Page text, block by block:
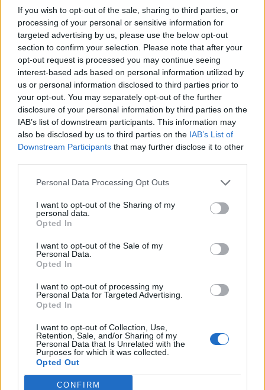
If you wish to opt-out of the sale, sharing to third parties, or
processing of your personal or sensitive information for
targeted advertising by us, please use the below opt-out
section to confirm your selection. Please note that after your
opt-out request is processed you may continue seeing
interest-based ads based on personal information utilized by
us or personal information disclosed to third parties prior to
your opt-out. You may separately opt-out of the further
disclosure of your personal information by third parties on the
IAB’s list of downstream participants. This information may
also be disclosed by us to third parties on the IAB’s List of
Downstream Participants that may further disclose it to other
Personal Data Processing Opt Outs
I want to opt-out of the Sharing of my
personal data.
Opted In
I want to opt-out of the Sale of my
Personal Data.
Opted In
I want to opt-out of processing my
Personal Data for Targeted Advertising.
Opted In
I want to opt-out of Collection, Use,
Retention, Sale, and/or Sharing of my
Personal Data that Is Unrelated with the
Purposes for which it was collected.
Opted Out
CONFIRM
παγκόσμια κίνηση IP και την υιοθέτηση υπηρεσιών.
Στην πλήρη αναφορά περιλαμβάνεται λεπτομερής
περιγραφή της μεθοδολογίας. Κατά τη διάρκεια της
ιστορίας του που καλύπτει 13 χρόνια, η έρευνα VNI
της Cisco®έχει καθιερωθεί ως ιδιαίτερα
εκτιμώμενος δείκτης ανάπτυξης του διαδικτύου.
Εθνικές κυβερνήσεις, ρυθμιστικές αρχές δικτύων,
ακαδημαϊκοί ερευνητές, εταιρείες
τηλεπικοινωνιών. ειδικοί σε θέματα τεχνολογίας
και ο τύπος καθώς και αναλυτές του κλάδου
βασίζονται στην ετήσια μελέτη για να βοηθηθούν
για το ψηφιακό μέλλον.
Διαβάστε το σχετικό
Διαβάστε την πλήρη έρευνα
Συχνές ερωτήσεις για το VNI
Βασικές προβλέψεις ανα περιοχή
Ένα petabyte ισούται με 1.000 terabyte ή ένα
εκατομμύριο gigabyte.